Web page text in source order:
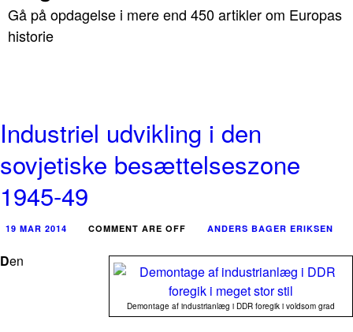
Gå på opdagelse i mere end 450 artikler om Europas
historie
Industriel udvikling i den
sovjetiske besættelseszone
1945-49
19 MAR 2014 COMMENT ARE OFF ANDERS BAGER ERIKSEN
Demontage af industrianlæg i DDR foregik i voldsom grad
Den